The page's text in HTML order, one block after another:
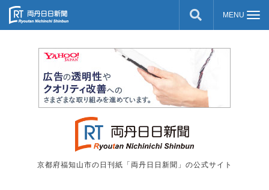
京都府福知山市の日刊紙「両丹日日新聞」の公式サイト